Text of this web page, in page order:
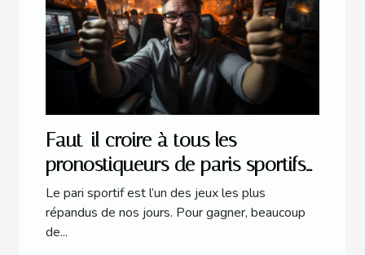
Faut-il croire à tous les
pronostiqueurs de paris sportifs
en ligne ?
Le pari sportif est l’un des jeux les plus
répandus de nos jours. Pour gagner, beaucoup
de...